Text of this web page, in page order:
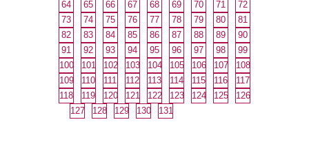
64
65 66 67 68 69 70 71
72
73
74 75 76 77 78 79 80
81
82
83 84 85 86 87 88 89
90
91
92 93 94 95 96 97 98
99
100
101 102 103 104 105 106 107
108
109
110 111 112 113 114 115 116
117
118
119 120 121 122 123 124 125
126
127
128 129 130 131